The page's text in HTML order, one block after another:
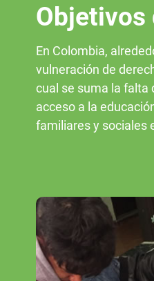
Objetivos
En Colombia,
vulneración de
cual se suma la falta
acceso a la
familiares y sociales